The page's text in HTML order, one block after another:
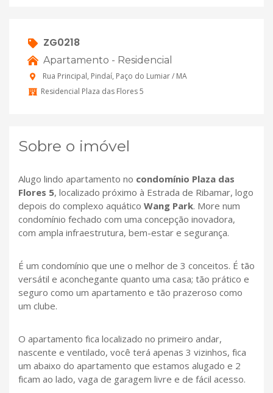
ZG0218
Apartamento - Residencial
Rua Principal, Pindaí, Paço do Lumiar / MA
Residencial Plaza das Flores 5
Sobre o imóvel
Alugo lindo apartamento no condomínio Plaza das
Flores 5, localizado próximo à Estrada de Ribamar, logo
depois do complexo aquático Wang Park. More num
condomínio fechado com uma concepção inovadora,
com ampla infraestrutura, bem-estar e segurança.
É um condomínio que une o melhor de 3 conceitos. É tão
versátil e aconchegante quanto uma casa; tão prático e
seguro como um apartamento e tão prazeroso como
um clube.
O apartamento fica localizado no primeiro andar,
nascente e ventilado, você terá apenas 3 vizinhos, fica
um abaixo do apartamento que estamos alugado e 2
ficam ao lado, vaga de garagem livre e de fácil acesso.